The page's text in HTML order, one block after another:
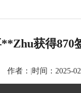
获得870
作者： |时间：2025-